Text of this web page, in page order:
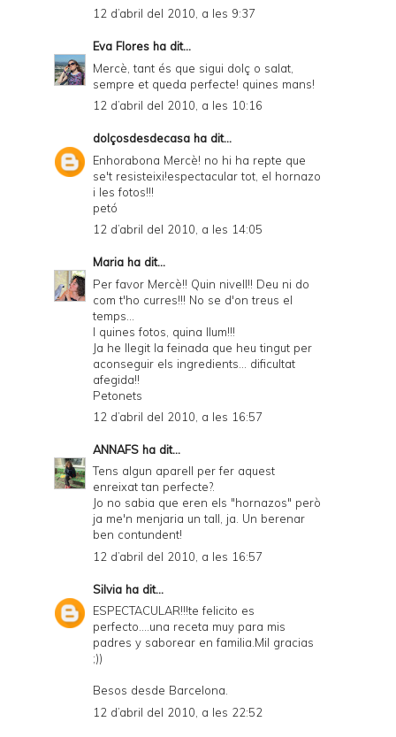
12 d’abril del 2010, a les 9:37
Eva Flores ha dit...
Mercè, tant és que sigui dolç o salat,
sempre et queda perfecte! quines mans!
12 d’abril del 2010, a les 10:16
dolçosdesdecasa ha dit...
Enhorabona Mercè! no hi ha repte que
se't resisteixi!espectacular tot, el hornazo
i les fotos!!!
petó
12 d’abril del 2010, a les 14:05
Maria ha dit...
Per favor Mercè!! Quin nivell!! Deu ni do
com t'ho curres!!! No se d'on treus el
temps...
I quines fotos, quina llum!!!
Ja he llegit la feinada que heu tingut per
aconseguir els ingredients... dificultat
afegida!!
Petonets
12 d’abril del 2010, a les 16:57
ANNAFS ha dit...
Tens algun aparell per fer aquest
enreixat tan perfecte?.
Jo no sabia que eren els "hornazos" però
ja me'n menjaria un tall, ja. Un berenar
ben contundent!
12 d’abril del 2010, a les 16:57
Silvia ha dit...
ESPECTACULAR!!!te felicito es
perfecto....una receta muy para mis
padres y saborear en familia.Mil gracias
;))
Besos desde Barcelona.
12 d’abril del 2010, a les 22:52